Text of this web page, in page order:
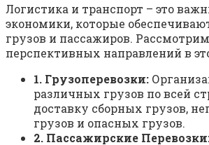
Логистика и транспорт – это
экономики, которые
грузов и пассажиров.
перспективных направлений в
1. Грузоперевозки:
различных грузов по всей
доставку сборных грузов,
грузов и опасных грузов.
2. Пассажирские